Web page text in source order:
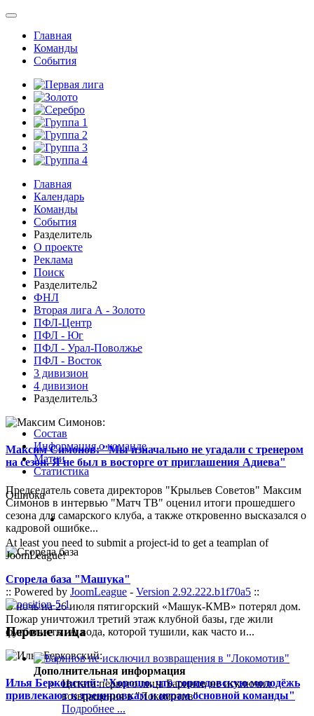
Главная
Команды
События
Главная
Календарь
Команды
События
Разделитель
О проекте
Реклама
Поиск
Разделитель2
ФНЛ
Вторая лига А - Золото
ПФЛ-Центр
ПФЛ - Юг
ПФЛ - Урал-Поволжье
ПФЛ - Восток
3 дивизион
4 дивизион
Разделитель3
Максим Симонов: "Мы изначально не угадали с тренером
на сезон. Я не был в восторге от приглашения Адиева"
Председатель совета директоров "Крыльев Советов" Максим
Симонов в интервью "Матч ТВ" оценил итоги прошедшего
сезона для самарского клуба, а также откровенно высказался о
кадровой ошибке...
Сгорела база "Машука"
В ночь на 26 июля пятигорский «Машук-КМВ» потерял дом.
Пожар уничтожил третий этаж клубной базы, где жили
футболисты. А вода, которой тушили, как часто и...
Илья Берковский: "Хорошо, что торпедовскую молодёжь
привлекают к тренировкам и играм основной команды"
Состав
Информация о команде
Матчи
Статистика
Ошибка
At least you need to submit a project-id to get a teamplan of
JoomLeague!
:: Powered by JoomLeague - Version 2.92.222.b1f70a5 ::
Первые лица
Дополнительная информация
Цитата первого лица Баринов не исключил
возвращения в "Локомотив"
Подробнее ...